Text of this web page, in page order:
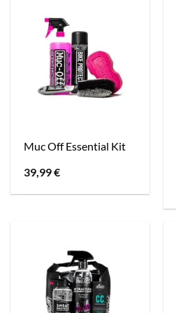
Muc Off Essential Kit
39,99€